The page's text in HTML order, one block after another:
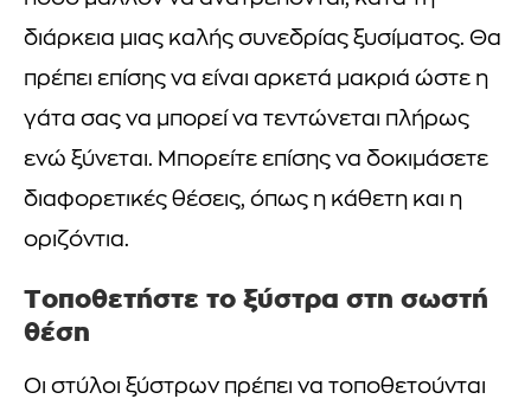
διάρκεια μιας καλής συνεδρίας ξυσίματος. Θα
πρέπει επίσης να είναι αρκετά μακριά ώστε η
γάτα σας να μπορεί να τεντώνεται πλήρως
ενώ ξύνεται. Μπορείτε επίσης να δοκιμάσετε
διαφορετικές θέσεις, όπως η κάθετη και η
οριζόντια.
Τοποθετήστε το ξύστρα στη σωστή
θέση
Οι στύλοι ξύστρων πρέπει να τοποθετούνται